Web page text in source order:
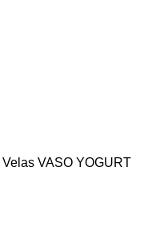
Velas VASO YOGURT